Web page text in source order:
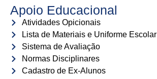
Apoio Educacional
Atividades Opicionais
Lista de Materiais e Uniforme Escolar
Sistema de Avaliação
Normas Disciplinares
Cadastro de Ex-Alunos